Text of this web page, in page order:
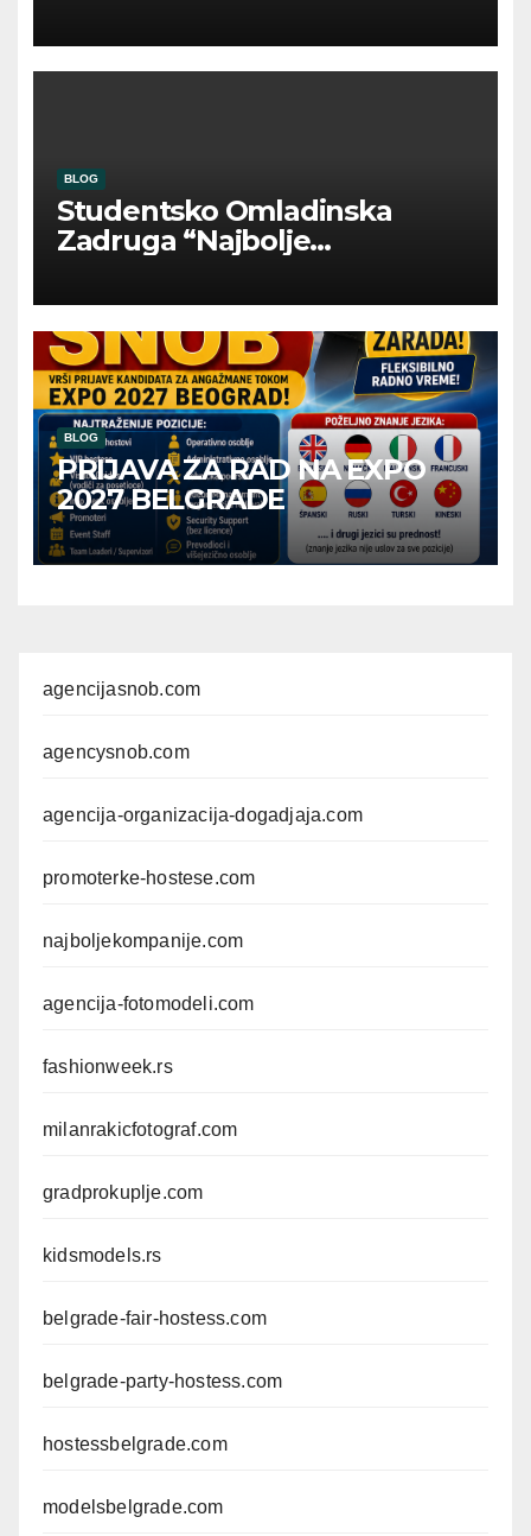
BLOG
Studentsko Omladinska
Zadruga “Najbolje
BLOG
PRIJAVA ZA RAD NA EXPO
2027 BELGRADE
agencijasnob.com
agencysnob.com
agencija-organizacija-dogadjaja.com
promoterke-hostese.com
najboljekompanije.com
agencija-fotomodeli.com
fashionweek.rs
milanrakicfotograf.com
gradprokuplje.com
kidsmodels.rs
belgrade-fair-hostess.com
belgrade-party-hostess.com
hostessbelgrade.com
modelsbelgrade.com